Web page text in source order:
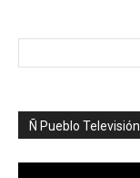
Ñ Pueblo Televisión